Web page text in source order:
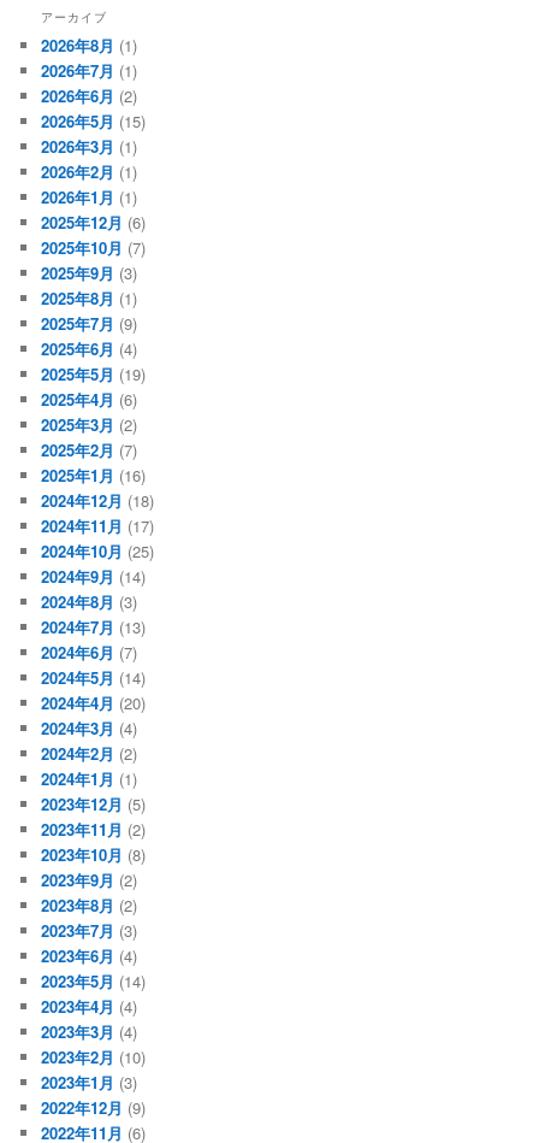
アーカイブ
2026年8月 (1)
2026年7月 (1)
2026年6月 (2)
2026年5月 (15)
2026年3月 (1)
2026年2月 (1)
2026年1月 (1)
2025年12月 (6)
2025年10月 (7)
2025年9月 (3)
2025年8月 (1)
2025年7月 (9)
2025年6月 (4)
2025年5月 (19)
2025年4月 (6)
2025年3月 (2)
2025年2月 (7)
2025年1月 (16)
2024年12月 (18)
2024年11月 (17)
2024年10月 (25)
2024年9月 (14)
2024年8月 (3)
2024年7月 (13)
2024年6月 (7)
2024年5月 (14)
2024年4月 (20)
2024年3月 (4)
2024年2月 (2)
2024年1月 (1)
2023年12月 (5)
2023年11月 (2)
2023年10月 (8)
2023年9月 (2)
2023年8月 (2)
2023年7月 (3)
2023年6月 (4)
2023年5月 (14)
2023年4月 (4)
2023年3月 (4)
2023年2月 (10)
2023年1月 (3)
2022年12月 (9)
2022年11月 (6)